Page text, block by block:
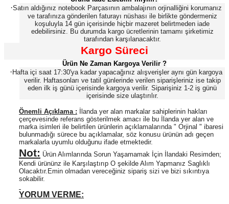
·Satın aldığınız notebook Parçasının ambalajının orjinalliğini korumanız
ve tarafınıza gönderilen faturayı nüshası ile birlikte göndermeniz
koşuluyla 14 gün içerisinde hiçbir mazeret belirtmeden iade
edebilirsiniz. Bu durumda kargo ücretlerinin tamamı şirketimiz
tarafından karşılanacaktır.
Kargo Süreci
Ürün Ne Zaman Kargoya Verilir ?
· Hafta içi saat 17:30'ya kadar yapacağınız alışverişler aynı gün kargoya
verilir. Haftasonları ve tatil günlerinde verilen siparişleriniz ise takip
eden ilk iş günü içerisinde kargoya verilir. Siparişiniz 1-2 iş günü
içerisinde size ulaştırılır.
Önemli Açıklama : İlanda yer alan markalar sahiplerinin hakları
çerçevesinde referans gösterilmek amacı ile bu İlanda yer alan ve
marka isimleri ile belirtilen ürünlerin açıklamalarında " Orjinal " ibaresi
bulunmadığı sürece bu açıklamalar, söz konusu ürünün adı geçen
markalarla uyumlu olduğunu ifade etmektedir.
Not: Ürün Alımlarında Sorun Yaşamamak İçin İlandaki Resimden;
Kendi ürününz ile Karşılaştırıp O şekilde Alım Yapmanız Saglıklı
Olacaktır.Emin olmadan vereceğiniz sipariş sizi ve bizi sıkıntıya
sokabilir.
YORUM VERME: